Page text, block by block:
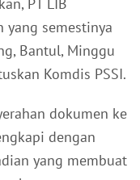
PT LIB
yang semestinya
Bantul, Minggu
Komdis PSSI.
dokumen ke
dengan
yang membuat